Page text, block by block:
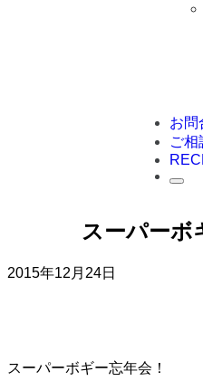
お問
ご相
スーパーボ
2015年12月24日
スーパーボギー忘年会！